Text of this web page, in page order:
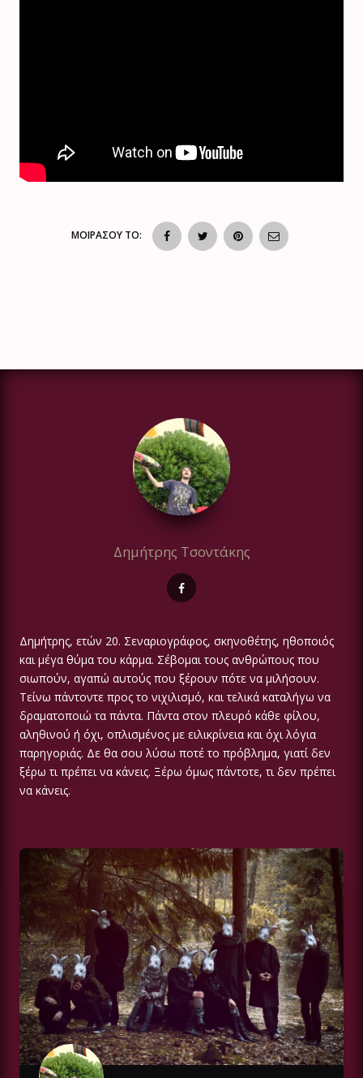
ΜΟΙΡΑΣΟΥ ΤΟ:
Δημήτρης Τσοντάκης
Δημήτρης, ετών 20. Σεναριογράφος, σκηνοθέτης, ηθοποιός
και μέγα θύμα του κάρμα. Σέβομαι τους ανθρώπους που
σιωπούν, αγαπώ αυτούς που ξέρουν πότε να μιλήσουν.
Τείνω πάντοντε προς το νιχιλισμό, και τελικά καταλήγω να
δραματοποιώ τα πάντα. Πάντα στον πλευρό κάθε φίλου,
αληθινού ή όχι, οπλισμένος με ειλικρίνεια και όχι λόγια
παρηγοριάς. Δε θα σου λύσω ποτέ το πρόβλημα, γιατί δεν
ξέρω τι πρέπει να κάνεις. Ξέρω όμως πάντοτε, τι δεν πρέπει
να κάνεις.